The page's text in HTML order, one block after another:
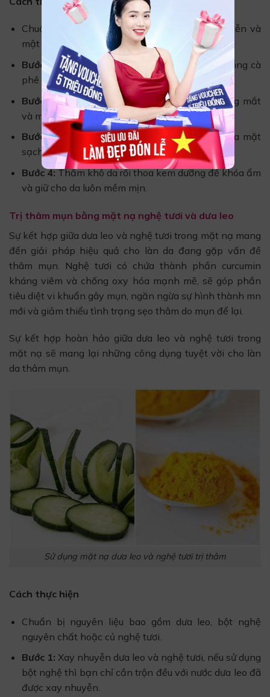
Chuẩn bị nguyên liệu gồm dưa chuột xay nhuyễn và
mật ong nguyên chất.
Bước 1:Trộn đều dưa leo xay nhuyễn với 1 muỗng cà
phê mật ong.
Bước 2:Thoa đều hỗn hợp lên mặt, tránh vùng mắt
và môi.
Bước 3:Thư giãn trong 10-15 phút, sau đó rửa mặt
sạch bằng nước ấm.
Bước 4:Thấm khô da rồi thoa kem dưỡng để khóa ẩm
và giữ cho da luôn mềm mịn.
Trị thâm mụn bằng mặt nạ nghệ tươi và dưa leo
Sự kết hợp giữa dưa leo và nghệ tươi trong mặt nạ mang
đến giải pháp hiệu quả cho làn da đang gặp vấn đề
thâm mụn. Nghệ tươi có chứa thành phần curcumin
kháng viêm và chống oxy hóa mạnh mẽ, sẽ góp phần
tiêu diệt vi khuẩn gây mụn, ngăn ngừa sự hình thành mn
mới và giảm thiểu tình trạng sẹo thâm do mụn để lại.
Sự kết hợp hoàn hảo giữa dưa leo và nghệ tươi trong
mặt nạ sẽ mang lại những công dụng tuyệt vời cho làn
da thâm mụn.
Sử dụng mặt nạ dưa leo và nghệ tươi trị thâm
Cách thực hiện
Chuẩn bị nguyên liệu bao gồm dưa leo, bột nghệ
nguyên chất hoặc củ nghệ tươi.
Bước 1: Xay nhuyễn dưa leo và nghệ tươi, nếu sử dụng
bột nghệ thì bạn chỉ cần trộn đều với nước dưa leo đã
được xay nhuyễn.